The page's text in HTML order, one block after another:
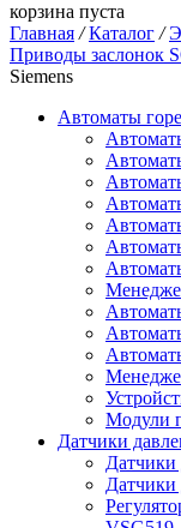
корзина пуста
Главная / Каталог /
Приводы заслонок
Siemens
Автоматы
Модули
Датчики
Датчики
Датчики